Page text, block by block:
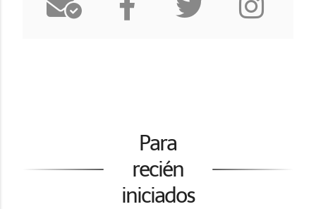
Para
recién
iniciados